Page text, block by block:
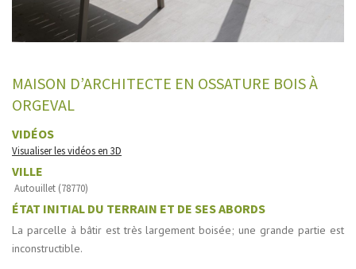
MAISON D’ARCHITECTE EN OSSATURE BOIS À
ORGEVAL
VIDÉOS
Visualiser les vidéos en 3D
VILLE
Autouillet (78770)
ÉTAT INITIAL DU TERRAIN ET DE SES ABORDS
La parcelle à bâtir est très largement boisée; une grande partie est
inconstructible.